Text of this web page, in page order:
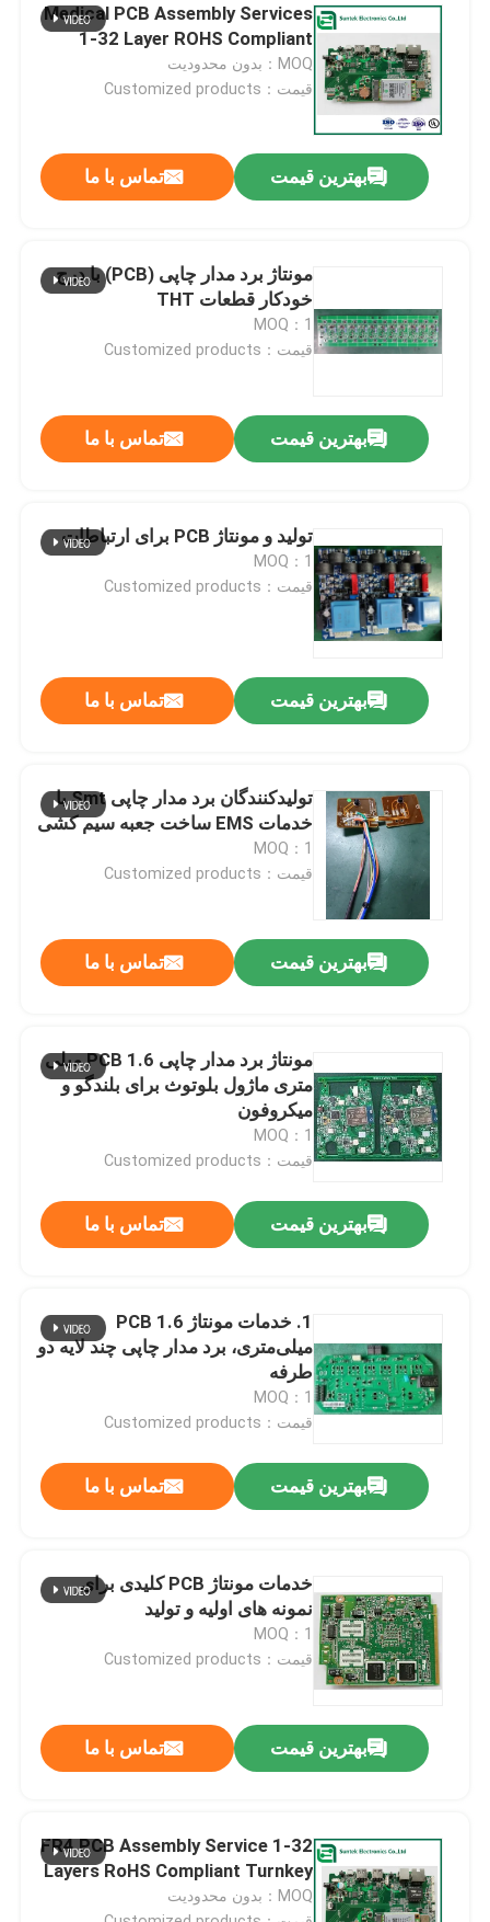
محصولات
کارخانه تور
تماس با ما
همه موارد
درخواست نقل قول
EMS PCBA
Medical PCB Assembly Services
1-32 Layer ROHS Compliant
MOQ：بدون محدودیت
قیمت：Customized products
بهترین قیمت تماس با ما
مونتاژ برد مدار چاپی (PCB) با درج
خودکار قطعات THT
MOQ：1
قیمت：Customized products
بهترین قیمت تماس با ما
تولید و مونتاژ PCB برای ارتباطات
MOQ：1
قیمت：Customized products
بهترین قیمت تماس با ما
تولیدکنندگان برد مدار چاپی Smt با
خدمات EMS ساخت جعبه سیم کشی
MOQ：1
قیمت：Customized products
بهترین قیمت تماس با ما
مونتاژ برد مدار چاپی PCB 1.6 میلی
متری ماژول بلوتوث برای بلندگو و
میکروفون
MOQ：1
قیمت：Customized products
بهترین قیمت تماس با ما
1. خدمات مونتاژ PCB 1.6
میلی‌متری، برد مدار چاپی چند لایه دو
طرفه
MOQ：1
قیمت：Customized products
بهترین قیمت تماس با ما
خدمات مونتاژ PCB کلیدی برای
نمونه های اولیه و تولید
MOQ：1
قیمت：Customized products
بهترین قیمت تماس با ما
FR4 PCB Assembly Service 1-32
Layers RoHS Compliant Turnkey
MOQ：بدون محدودیت